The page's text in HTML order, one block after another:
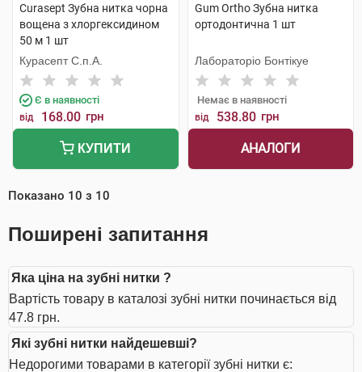
Curasept Зубна нитка чорна
вощена з хлоргексидином
50 м 1 шт
Курасепт С.п.А.
Є в наявності
від 168.00 грн
КУПИТИ
Gum Ortho Зубна нитка
ортодонтична 1 шт
Лабораторіо Бонтікуе
Немає в наявності
від 538.80 грн
АНАЛОГИ
Показано 10 з 10
Поширені запитання
Яка ціна на зубні нитки ?
Вартість товару в каталозі зубні нитки починається від
47.8 грн.
Які зубні нитки найдешевші?
Недорогими товарами в категорії зубні нитки є: